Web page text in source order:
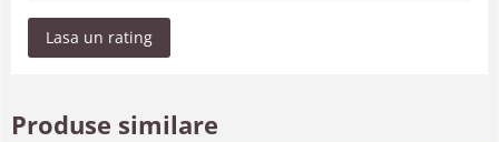
Lasa un rating
Produse similare